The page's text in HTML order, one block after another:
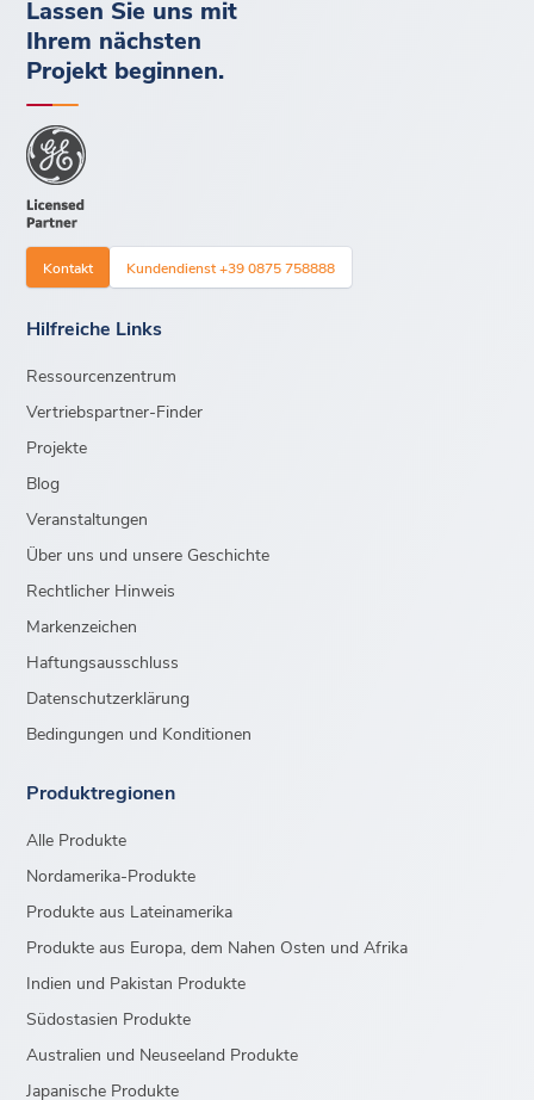
Lassen Sie uns mit
Ihrem nächsten
Projekt beginnen.
Kontakt Kundendienst +39 0875 758888
Hilfreiche Links
Ressourcenzentrum
Vertriebspartner-Finder
Projekte
Blog
Veranstaltungen
Über uns und unsere Geschichte
Rechtlicher Hinweis
Markenzeichen
Haftungsausschluss
Datenschutzerklärung
Bedingungen und Konditionen
Produktregionen
Alle Produkte
Nordamerika-Produkte
Produkte aus Lateinamerika
Produkte aus Europa, dem Nahen Osten und Afrika
Indien und Pakistan Produkte
Südostasien Produkte
Australien und Neuseeland Produkte
Japanische Produkte